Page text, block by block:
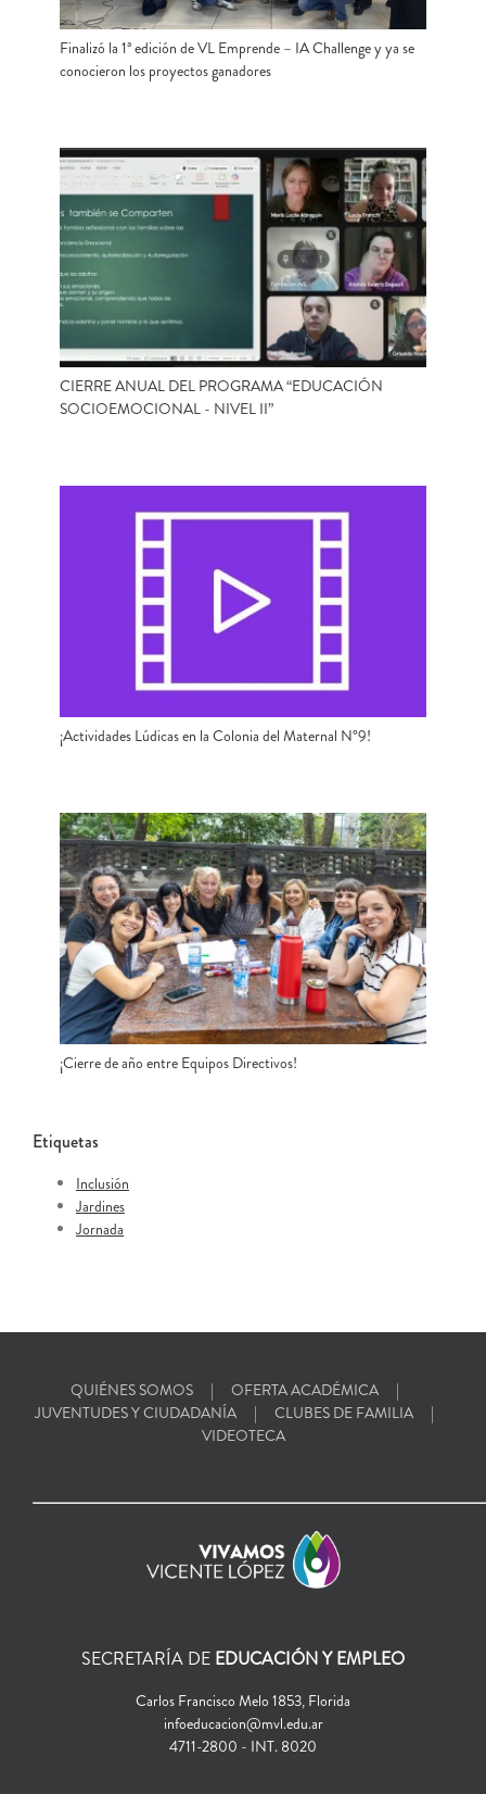
Finalizó la 1ª edición de VL Emprende – IA Challenge y ya se
conocieron los proyectos ganadores
CIERRE ANUAL DEL PROGRAMA “EDUCACIÓN
SOCIOEMOCIONAL - NIVEL II”
¡Actividades Lúdicas en la Colonia del Maternal N°9!
¡Cierre de año entre Equipos Directivos!
Etiquetas
Inclusión
Jardines
Jornada
QUIÉNES SOMOS
OFERTA ACADÉMICA
JUVENTUDES Y CIUDADANÍA
CLUBES DE FAMILIA
VIDEOTECA
SECRETARÍA DE EDUCACIÓN Y EMPLEO
Carlos Francisco Melo 1853, Florida
infoeducacion@mvl.edu.ar
4711-2800 - INT. 8020